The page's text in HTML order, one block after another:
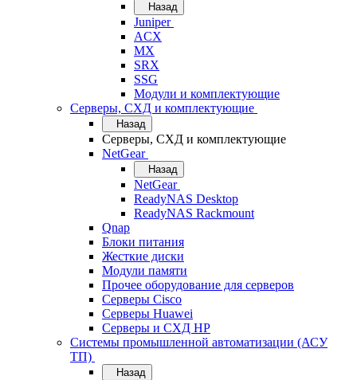
Назад
Juniper
ACX
MX
SRX
SSG
Модули и комплектующие
Серверы, СХД и комплектующие
Назад
Серверы, СХД и комплектующие
NetGear
Назад
NetGear
ReadyNAS Desktop
ReadyNAS Rackmount
Qnap
Блоки питания
Жесткие диски
Модули памяти
Прочее оборудование для серверов
Серверы Cisco
Серверы Huawei
Серверы и СХД HP
Системы промышленной автоматизации (АСУ
ТП)
Назад